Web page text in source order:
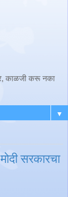
काळजी करू नका
▼
सरकारचा